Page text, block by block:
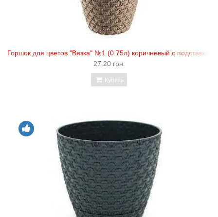
Горшок для цветов "Вязка" №1 (0.75л) коричневый с подставкой
27.20 грн.
Купить